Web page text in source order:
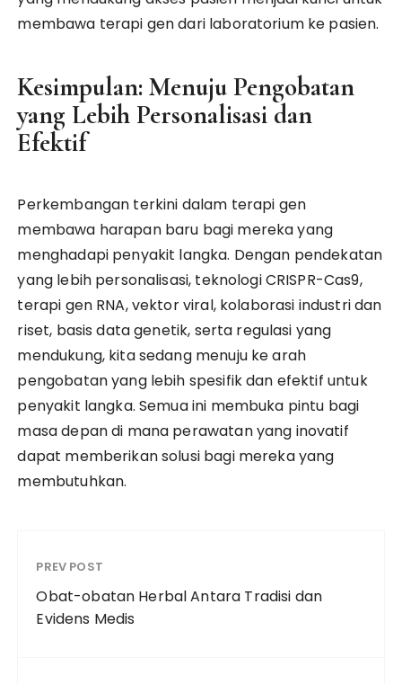
membawa terapi gen dari laboratorium ke pasien.
Kesimpulan: Menuju Pengobatan
yang Lebih Personalisasi dan
Efektif
Perkembangan terkini dalam terapi gen
membawa harapan baru bagi mereka yang
menghadapi penyakit langka. Dengan pendekatan
yang lebih personalisasi, teknologi CRISPR-Cas9,
terapi gen RNA, vektor viral, kolaborasi industri dan
riset, basis data genetik, serta regulasi yang
mendukung, kita sedang menuju ke arah
pengobatan yang lebih spesifik dan efektif untuk
penyakit langka. Semua ini membuka pintu bagi
masa depan di mana perawatan yang inovatif
dapat memberikan solusi bagi mereka yang
membutuhkan.
PREV POST
Obat-obatan Herbal Antara Tradisi dan
Evidens Medis